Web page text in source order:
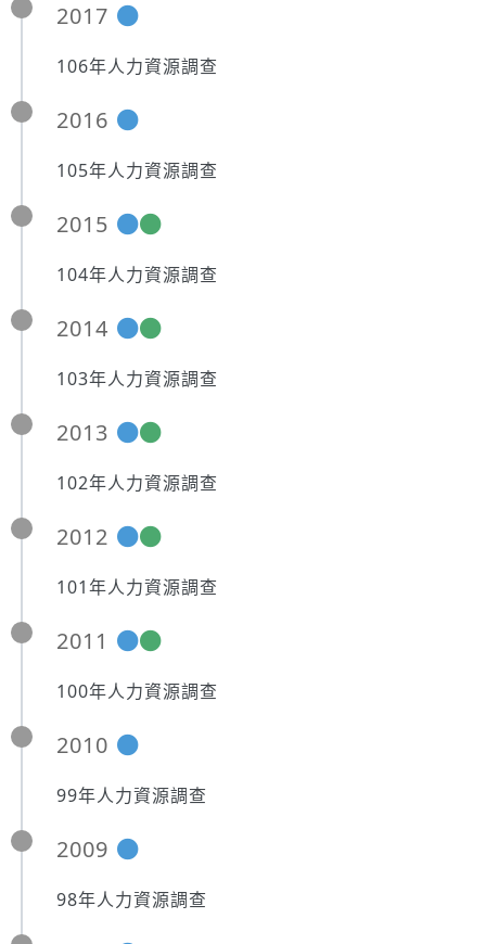
2017
106年人力資源調查
2016
105年人力資源調查
2015
104年人力資源調查
2014
103年人力資源調查
2013
102年人力資源調查
2012
101年人力資源調查
2011
100年人力資源調查
2010
99年人力資源調查
2009
98年人力資源調查